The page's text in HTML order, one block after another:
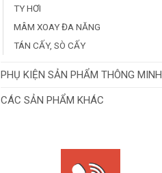
TY HƠI
MÂM XOAY ĐA NĂNG
TÁN CẤY, SÒ CẤY
PHỤ KIỆN SẢN PHẨM THÔNG MINH
CÁC SẢN PHẨM KHÁC